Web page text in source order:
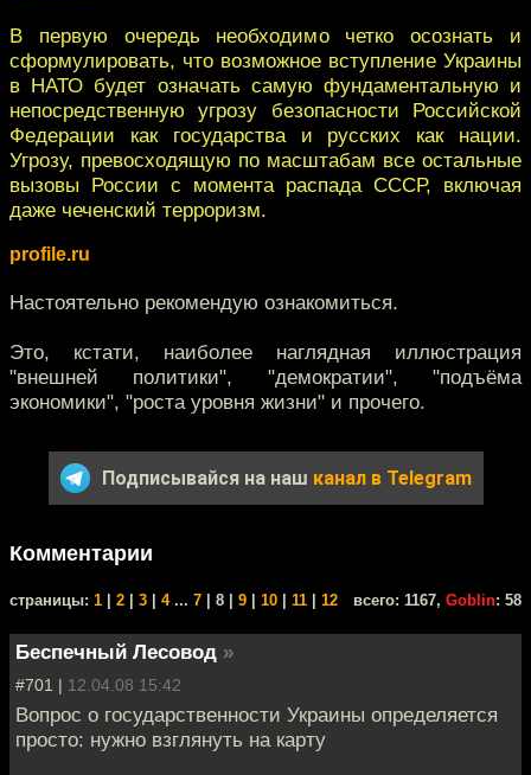
В первую очередь необходимо четко осознать и
сформулировать, что возможное вступление Украины
в НАТО будет означать самую фундаментальную и
непосредственную угрозу безопасности Российской
Федерации как государства и русских как нации.
Угрозу, превосходящую по масштабам все остальные
вызовы России с момента распада СССР, включая
даже чеченский терроризм.
profile.ru
Настоятельно рекомендую ознакомиться.
Это, кстати, наиболее наглядная иллюстрация
"внешней политики", "демократии", "подъёма
экономики", "роста уровня жизни" и прочего.
Подписывайся на наш канал в Telegram
Комментарии
cтраницы: 1 2 3 4... 7 | 8 | 9 10 11 12 всего: 1167, Goblin: 58
Беспечный Лесовод »
#701 | 12.04.08 15:42
Вопрос о государственности Украины определяется
просто: нужно взглянуть на карту